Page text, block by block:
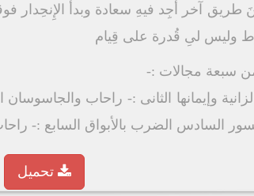
آخر أجِد فيهِ سعادة وبدأ الإِنحِدار
وليس لىِ قُدرة على قِيام
سبعة مجالات :-
وإيمانها الثانى :- راحاب
السادس الضرب بالأبواق السابع :-
تحميل